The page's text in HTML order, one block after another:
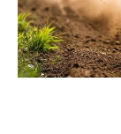
НЕФТЕХИМИЯ
НЕФТЬ
РОЗНИЧНАЯ
ТРАНСПОРТ
НОВОСТИ
IT
НОВОСТИ
СПОРТ